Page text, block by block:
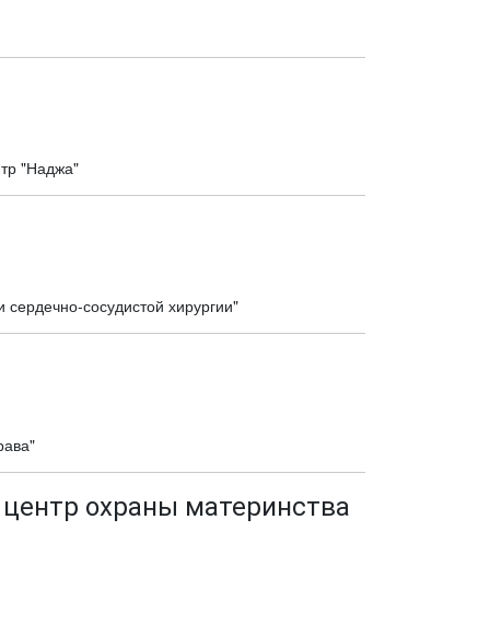
"Наджа"
сосудистой хирургии"
охраны материнства